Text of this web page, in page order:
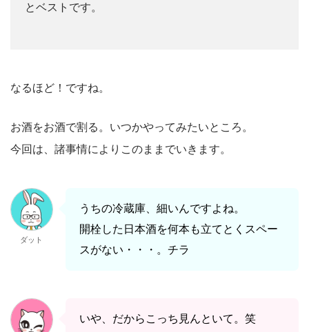
とベストです。
なるほど！ですね。
お酒をお酒で割る。いつかやってみたいところ。
今回は、諸事情によりこのままでいきます。
ダット
うちの冷蔵庫、細いんですよね。
開栓した日本酒を何本も立てとくスペー
スがない・・・。チラ
いや、だからこっち見んといて。笑